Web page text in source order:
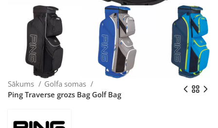
Sākums
Golfa somas
Ping Traverse grozs Bag Golf Bag